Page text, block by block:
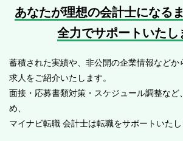
あなたが理想の会計士になるま
全力でサポートいたし
蓄積された実績や、非公開の企業情報などか
求人をご紹介いたします。
面接・応募書類対策・スケジュール調整など
め、
マイナビ転職 会計士は転職をサポートいたし